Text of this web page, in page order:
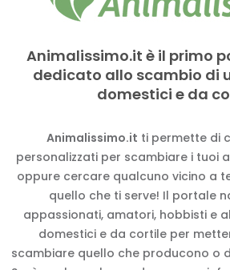
Animalissimo.it è il primo
dedicato allo scambio di
domestici e da
Animalissimo.it ti permette di
personalizzati per scambiare i tuoi
oppure cercare qualcuno vicino a
quello che ti serve! Il portale
appassionati, amatori, hobbisti e
domestici e da cortile per
scambiare quello che producono o